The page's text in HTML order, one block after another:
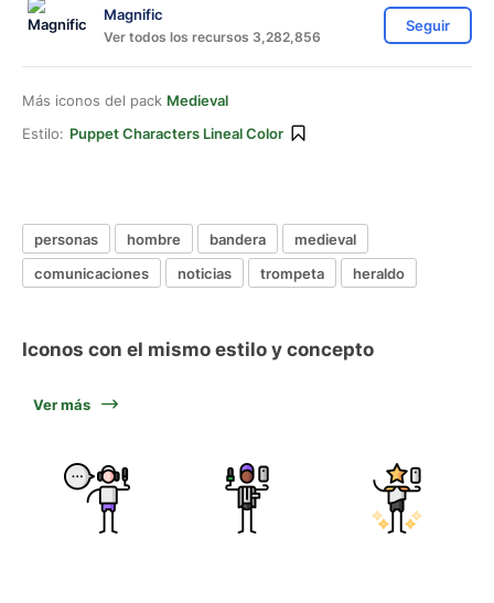
Magnific
Ver todos los recursos 3,282,856
Seguir
Más iconos del pack Medieval
Estilo: Puppet Characters Lineal Color
personas hombre bandera
medieval
comunicaciones
noticias trompeta heraldo
Iconos con el mismo estilo y concepto
Ver más